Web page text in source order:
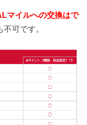
マイルへの交換はで
可です。